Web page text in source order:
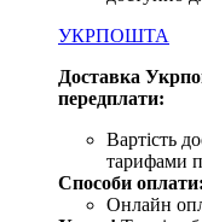
УКРПОШТА
Доставка
передплати:
Вартість
тарифами
Способи оплати:
Онлайн